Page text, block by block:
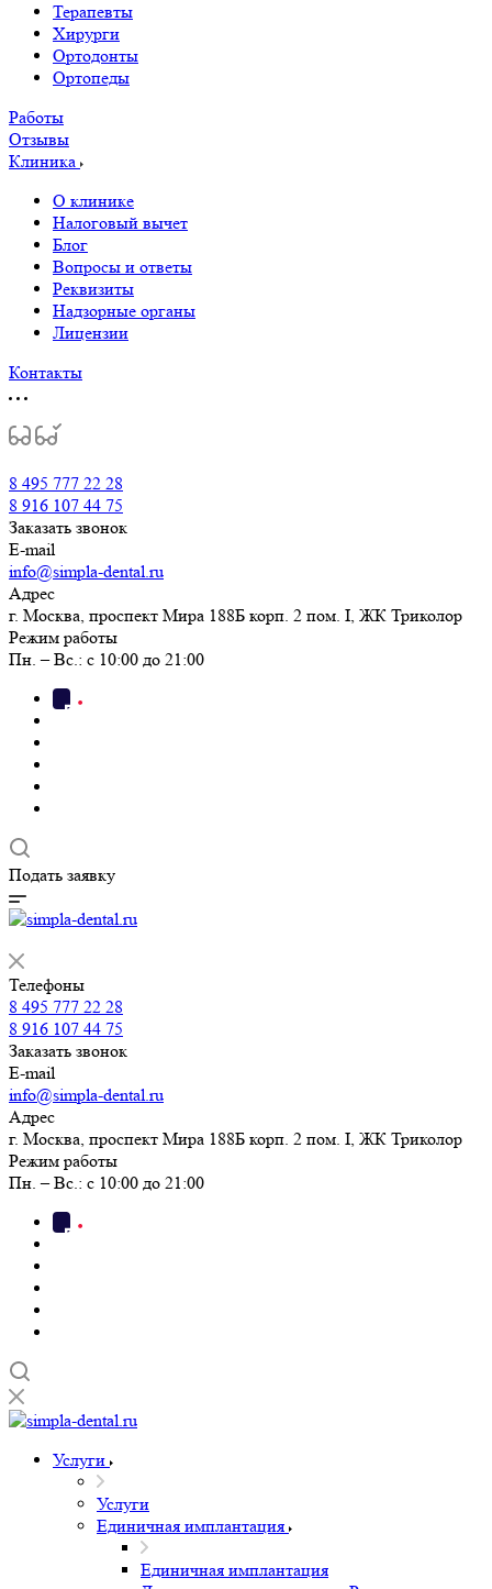
Терапевты
Хирурги
Ортодонты
Ортопеды
Работы
Отзывы
Клиника
О клинике
Налоговый вычет
Блог
Вопросы и ответы
Реквизиты
Надзорные органы
Лицензии
Контакты
8 495 777 22 28
8 916 107 44 75
Заказать звонок
E-mail
info@simpla-dental.ru
Адрес
г. Москва, проспект Мира 188Б корп. 2 пом. I, ЖК Триколор
Режим работы
Пн. – Вс.: с 10:00 до 21:00
Подать заявку
Телефоны
8 495 777 22 28
8 916 107 44 75
Заказать звонок
E-mail
info@simpla-dental.ru
Адрес
г. Москва, проспект Мира 188Б корп. 2 пом. I, ЖК Триколор
Режим работы
Пн. – Вс.: с 10:00 до 21:00
Услуги
Услуги
Единичная имплантация
Единичная имплантация